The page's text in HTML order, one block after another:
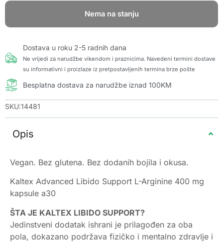
Nema na stanju
Dostava u roku 2-5 radnih dana
Ne vrijedi za narudžbe vikendom i praznicima. Navedeni termini dostave
su informativni i proizlaze iz pretpostavljenih termina brze pošte
Besplatna dostava za narudžbe iznad 100KM
SKU:14481
Opis
Vegan. Bez glutena. Bez dodanih bojila i okusa.
Kaltex Advanced Libido Support L-Arginine 400 mg
kapsule a30
ŠTA JE KALTEX LIBIDO SUPPORT?
Jedinstveni dodatak ishrani je prilagođen za oba
pola, dokazano podržava fizičko i mentalno zdravlje i